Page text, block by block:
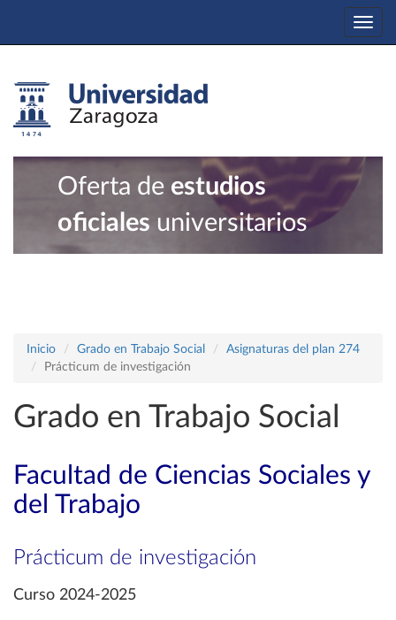
Oferta de estudios
oficiales universitarios
Inicio Grado en Trabajo Social
Asignaturas del plan 274
Prácticum de investigación
Grado en Trabajo Social
Facultad de Ciencias Sociales y
del Trabajo
Prácticum de investigación
Curso 2024-2025